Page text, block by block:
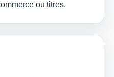
ou titres.